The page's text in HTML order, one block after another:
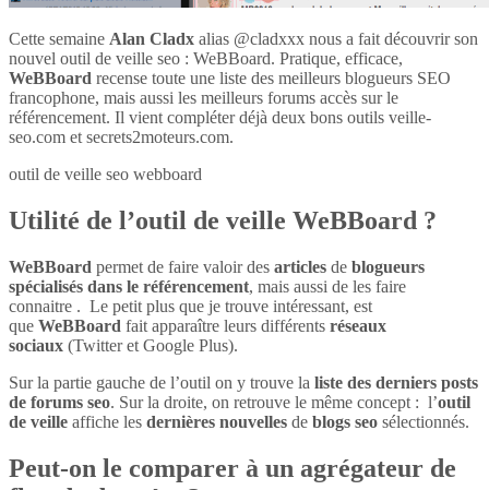
Cette semaine Alan Cladx alias @cladxxx nous a fait découvrir son
nouvel outil de veille seo : WeBBoard. Pratique, efficace,
WeBBoard recense toute une liste des meilleurs blogueurs SEO
francophone, mais aussi les meilleurs forums accès sur le
référencement. Il vient compléter déjà deux bons outils veille-
seo.com et secrets2moteurs.com.
outil de veille seo webboard
Utilité de l’outil de veille WeBBoard ?
WeBBoard permet de faire valoir des articles de blogueurs
spécialisés dans le référencement, mais aussi de les faire
connaitre . Le petit plus que je trouve intéressant, est
que WeBBoard fait apparaître leurs différents réseaux
sociaux (Twitter et Google Plus).
Sur la partie gauche de l’outil on y trouve la liste des derniers posts
de forums seo. Sur la droite, on retrouve le même concept : l’outil
de veille affiche les dernières nouvelles de blogs seo sélectionnés.
Peut-on le comparer à un agrégateur de